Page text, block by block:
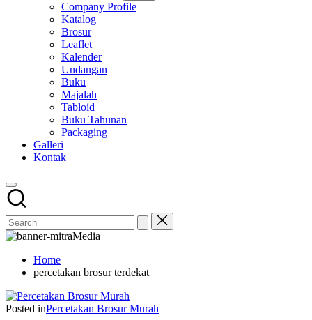
Company Profile
Katalog
Brosur
Leaflet
Kalender
Undangan
Buku
Majalah
Tabloid
Buku Tahunan
Packaging
Galleri
Kontak
Home
percetakan brosur terdekat
Posted inPercetakan Brosur Murah